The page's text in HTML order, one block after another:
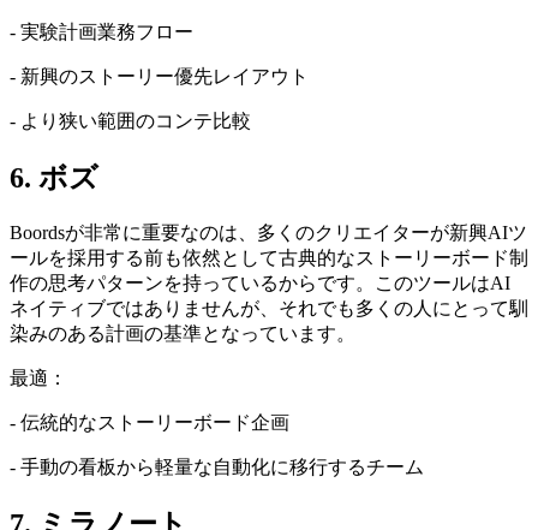
- 実験計画業務フロー
- 新興のストーリー優先レイアウト
- より狭い範囲のコンテ比較
6. ボズ
Boordsが非常に重要なのは、多くのクリエイターが新興AIツ
ールを採用する前も依然として古典的なストーリーボード制
作の思考パターンを持っているからです。このツールはAI
ネイティブではありませんが、それでも多くの人にとって馴
染みのある計画の基準となっています。
最適：
- 伝統的なストーリーボード企画
- 手動の看板から軽量な自動化に移行するチーム